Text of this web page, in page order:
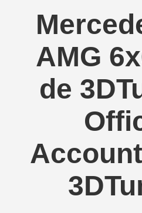
AMG
de